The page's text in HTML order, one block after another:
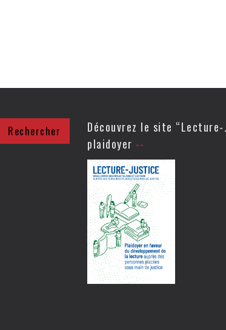
Rechercher
Découvrez le site
plaidoyer